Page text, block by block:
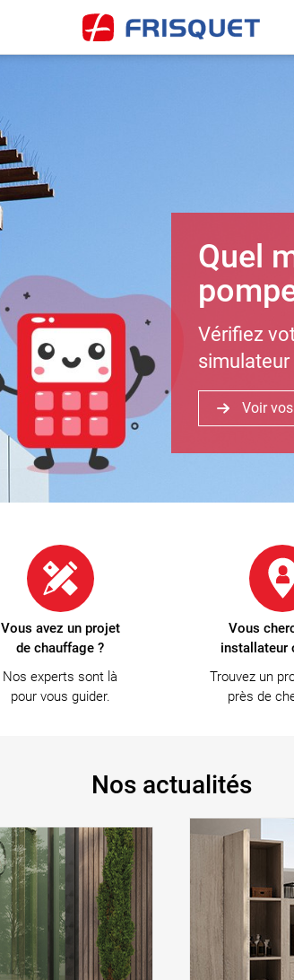
Quel
Vérifiez
simulateur
Voir
Vous avez un projet
de chauffage ?
Nos experts sont là
pour vous guider.
Vous
installateur
Trouvez un
près de
Nos actualités